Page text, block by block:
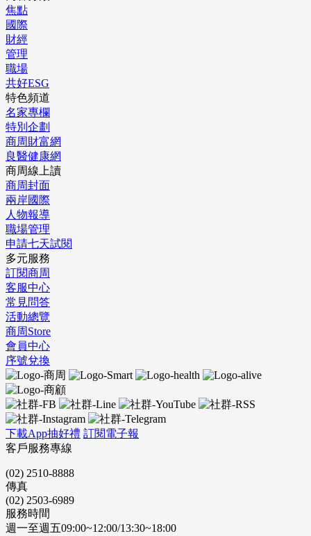
焦點
國際
財經
管理
職場
共好ESG
特色頻道
名家專欄
特別企劃
商周財富網
良醫健康網
商周線上讀
商周封面
兩岸國際
人物報導
職場管理
申請七天試閱
多元服務
訂閱商周
客服中心
常見問答
活動總覽
商周Store
會員中心
序號兌換
下載App抽好禮 訂閱電子報
客戶服務專線
(02) 2510-8888
傳真
(02) 2503-6989
服務時間
週一至週五09:00~12:00/13:30~18:00